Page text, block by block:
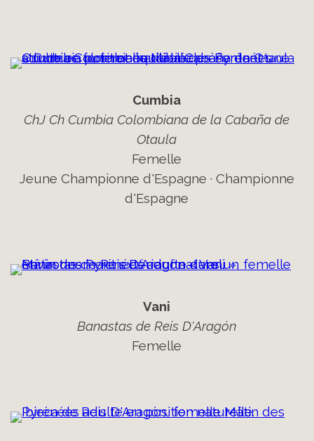
Cumbia
ChJ Ch Cumbia Colombiana de la Cabaña de
Otaula
Femelle
Jeune Championne d'Espagne · Championne
d'Espagne
Vani
Banastas de Reis D'Aragón
Femelle